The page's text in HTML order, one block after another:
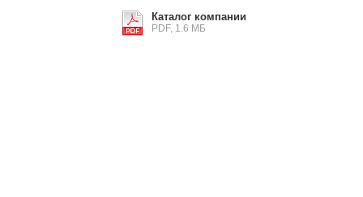
Каталог компании
PDF, 1.6 МБ